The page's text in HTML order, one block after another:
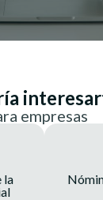
empresas
la